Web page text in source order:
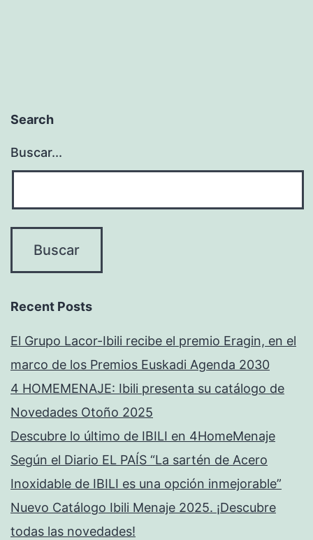
Search
Buscar...
Recent Posts
El Grupo Lacor-Ibili recibe el premio Eragin, en el
marco de los Premios Euskadi Agenda 2030
4 HOMEMENAJE: Ibili presenta su catálogo de
Novedades Otoño 2025
Descubre lo último de IBILI en 4HomeMenaje
Según el Diario EL PAÍS “La sartén de Acero
Inoxidable de IBILI es una opción inmejorable”
Nuevo Catálogo Ibili Menaje 2025. ¡Descubre
todas las novedades!